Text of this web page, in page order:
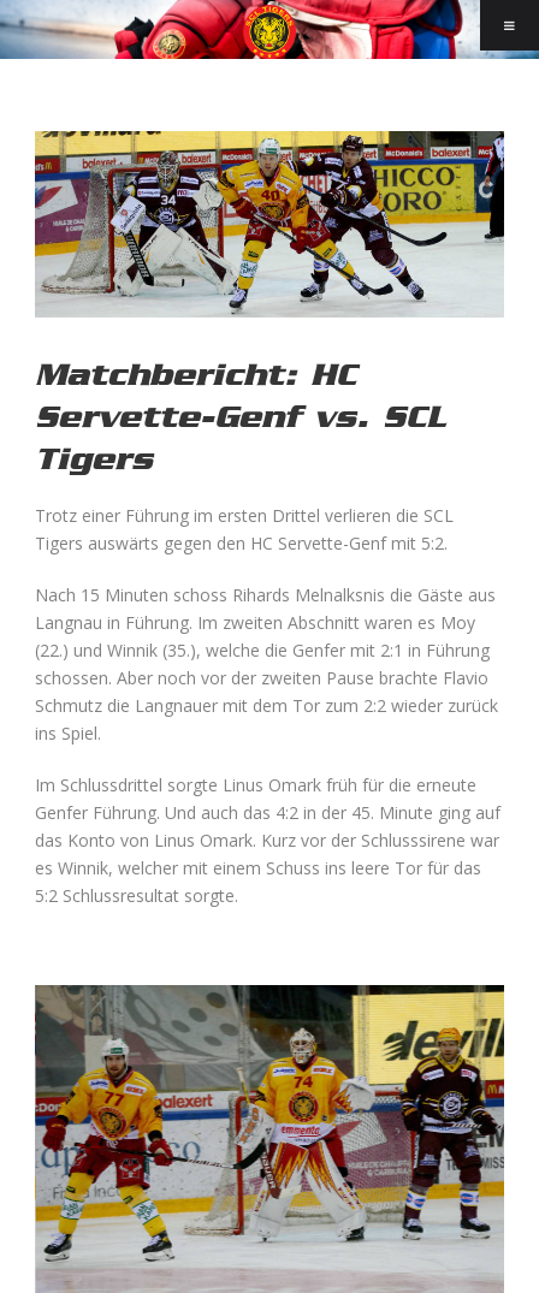
Matchbericht: HC
Servette-Genf vs. SCL
Tigers
Trotz einer Führung im ersten Drittel verlieren die SCL
Tigers auswärts gegen den HC Servette-Genf mit 5:2.
Nach 15 Minuten schoss Rihards Melnalksnis die Gäste aus
Langnau in Führung. Im zweiten Abschnitt waren es Moy
(22.) und Winnik (35.), welche die Genfer mit 2:1 in Führung
schossen. Aber noch vor der zweiten Pause brachte Flavio
Schmutz die Langnauer mit dem Tor zum 2:2 wieder zurück
ins Spiel.
Im Schlussdrittel sorgte Linus Omark früh für die erneute
Genfer Führung. Und auch das 4:2 in der 45. Minute ging auf
das Konto von Linus Omark. Kurz vor der Schlusssirene war
es Winnik, welcher mit einem Schuss ins leere Tor für das
5:2 Schlussresultat sorgte.